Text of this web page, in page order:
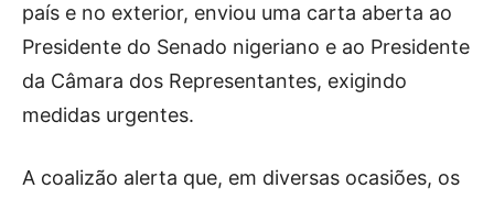
país e no exterior, enviou uma carta aberta ao
Presidente do Senado nigeriano e ao Presidente
da Câmara dos Representantes, exigindo
medidas urgentes.
A coalizão alerta que, em diversas ocasiões, os